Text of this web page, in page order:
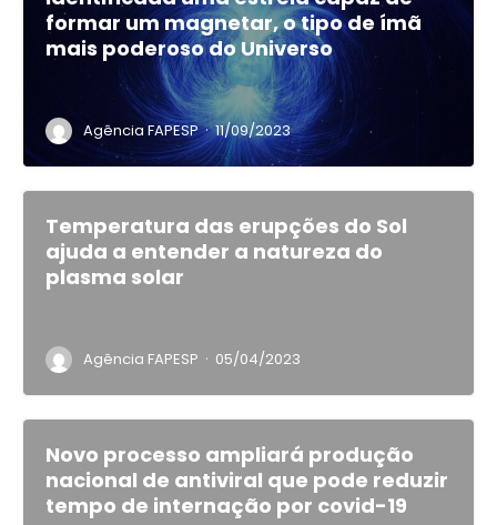
formar um magnetar, o tipo de ímã
mais poderoso do Universo
Agência FAPESP · 11/09/2023
Temperatura das erupções do Sol
ajuda a entender a natureza do
plasma solar
Agência FAPESP · 05/04/2023
Novo processo ampliará produção
nacional de antiviral que pode reduzir
tempo de internação por covid-19